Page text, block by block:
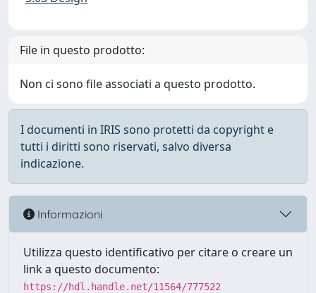
File in questo prodotto:
Non ci sono file associati a questo prodotto.
I documenti in IRIS sono protetti da copyright e
tutti i diritti sono riservati, salvo diversa
indicazione.
Informazioni
Utilizza questo identificativo per citare o creare un
link a questo documento:
https://hdl.handle.net/11564/777522